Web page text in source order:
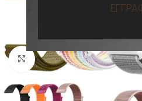
Προβολή